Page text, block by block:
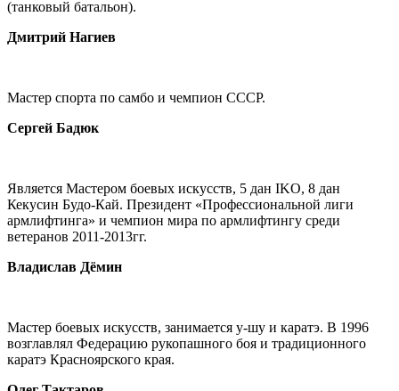
(танковый батальон).
Дмитрий Нагиев
Мастер спорта по самбо и чемпион СССР.
Сергей Бадюк
Является Мастером боевых искусств, 5 дан IKO, 8 дан
Кекусин Будо-Кай. Президент «Профессиональной лиги
армлифтинга» и чемпион мира по армлифтингу среди
ветеранов 2011-2013гг.
Владислав Дёмин
Мастер боевых искусств, занимается у-шу и каратэ. В 1996
возглавлял Федерацию рукопашного боя и традиционного
каратэ Красноярского края.